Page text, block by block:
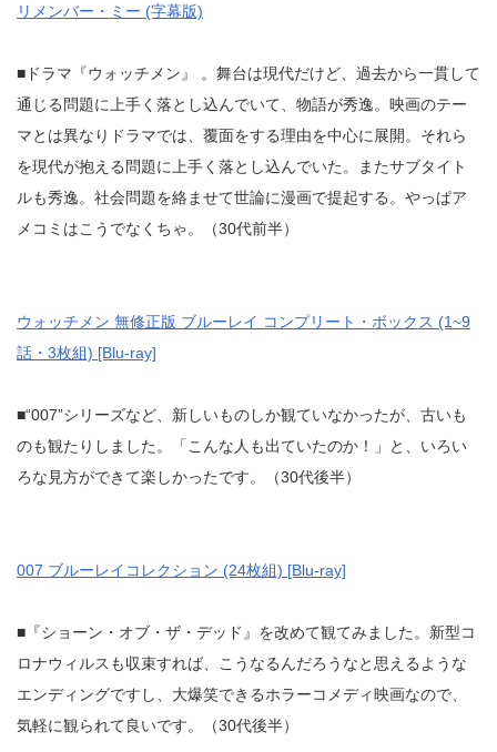
リメンバー・ミー (字幕版)
■ドラマ『ウォッチメン』 。舞台は現代だけど、過去から一貫して
通じる問題に上手く落とし込んでいて、物語が秀逸。映画のテー
マとは異なりドラマでは、覆面をする理由を中心に展開。それら
を現代が抱える問題に上手く落とし込んでいた。またサブタイト
ルも秀逸。社会問題を絡ませて世論に漫画で提起する。やっぱア
メコミはこうでなくちゃ。（30代前半）
ウォッチメン 無修正版 ブルーレイ コンプリート・ボックス (1~9
話・3枚組) [Blu-ray]
■“007”シリーズなど、新しいものしか観ていなかったが、古いも
のも観たりしました。「こんな人も出ていたのか！」と、いろい
ろな見方ができて楽しかったです。（30代後半）
007 ブルーレイコレクション (24枚組) [Blu-ray]
■『ショーン・オブ・ザ・デッド』を改めて観てみました。新型コ
ロナウィルスも収束すれば、こうなるんだろうなと思えるような
エンディングですし、大爆笑できるホラーコメディ映画なので、
気軽に観られて良いです。（30代後半）